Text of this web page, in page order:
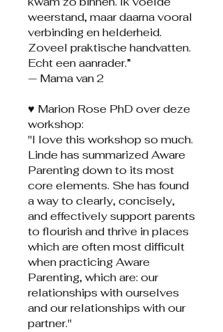
weerstand, maar daarna vooral
verbinding en helderheid.
Zoveel praktische handvatten.
Echt een aanrader.”
— Mama van 2
♥️ Marion Rose PhD over deze
workshop:
"I love this workshop so much.
Linde has summarized Aware
Parenting down to its most
core elements. She has found
a way to clearly, concisely,
and effectively support parents
to flourish and thrive in places
which are often most difficult
when practicing Aware
Parenting, which are: our
relationships with ourselves
and our relationships with our
partner."